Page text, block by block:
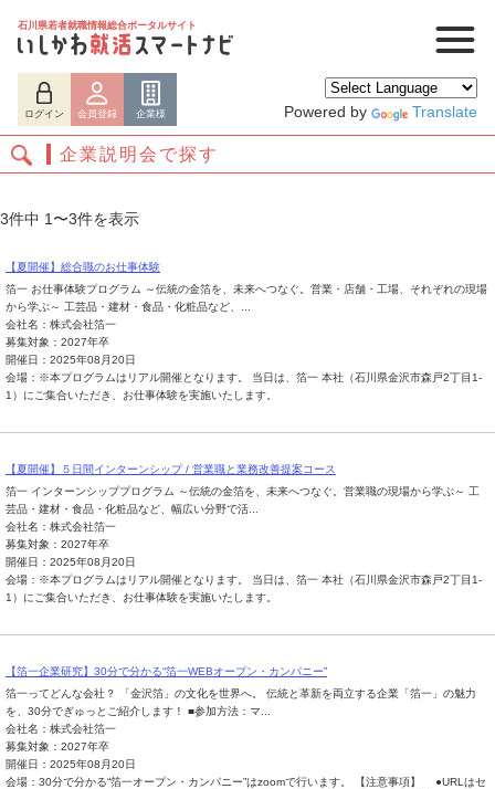
石川県若者就職情報総合ポータルサイト
ログイン 会員登録 企業様 Powered by Translate
ログイン 会員登録 企業様
企業説明会で探す
3件中 1〜3件を表示
【夏開催】総合職のお仕事体験
箔一 お仕事体験プログラム ～伝統の金箔を、未来へつなぐ。営業・店舗・工場、それぞれの現場
から学ぶ～ 工芸品・建材・食品・化粧品など、...
会社名：株式会社箔一
募集対象：2027年卒
開催日：2025年08月20日
会場：※本プログラムはリアル開催となります。 当日は、箔一 本社（石川県金沢市森戸2丁目1-
1）にご集合いただき、お仕事体験を実施いたします。
【夏開催】５日間インターンシップ / 営業職と業務改善提案コース
箔一 インターンシッププログラム ～伝統の金箔を、未来へつなぐ。営業職の現場から学ぶ～ 工
芸品・建材・食品・化粧品など、幅広い分野で活...
会社名：株式会社箔一
募集対象：2027年卒
開催日：2025年08月20日
会場：※本プログラムはリアル開催となります。 当日は、箔一 本社（石川県金沢市森戸2丁目1-
1）にご集合いただき、お仕事体験を実施いたします。
【箔一企業研究】30分で分かる“箔一WEBオープン・カンパニー”
箔一ってどんな会社？ 「金沢箔」の文化を世界へ。 伝統と革新を両立する企業「箔一」の魅力
を、30分でぎゅっとご紹介します！ ■参加方法：マ...
会社名：株式会社箔一
募集対象：2027年卒
開催日：2025年08月20日
会場：30分で分かる“箔一オープン・カンパニー”はzoomで行います。 【注意事項】 ●URLはセ